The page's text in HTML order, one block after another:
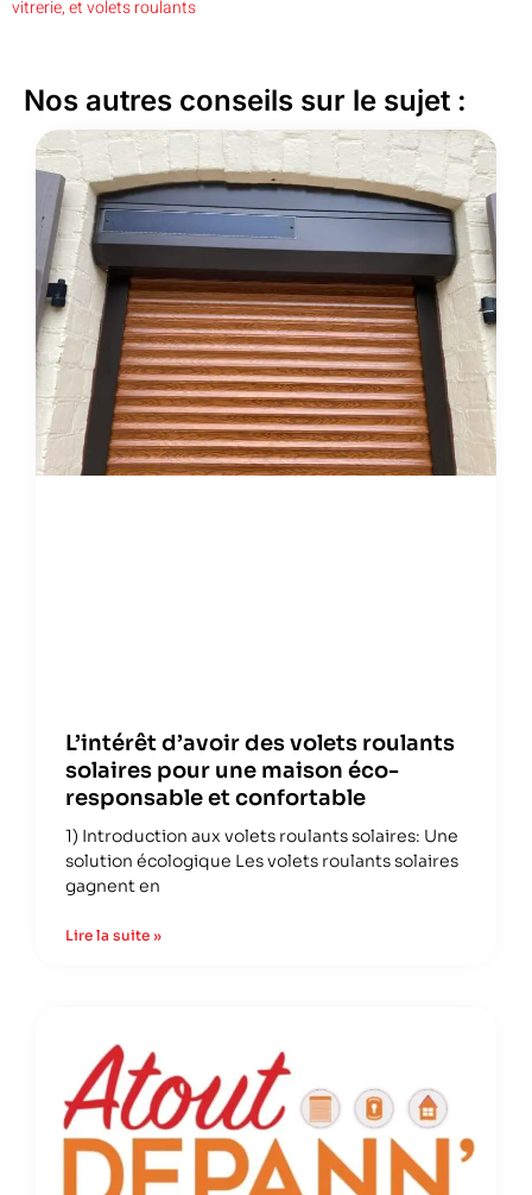
vitrerie, et volets roulants
Nos autres conseils sur le sujet :
L’intérêt d’avoir des volets roulants
solaires pour une maison éco-
responsable et confortable
1) Introduction aux volets roulants solaires: Une
solution écologique Les volets roulants solaires
gagnent en
Lire la suite »